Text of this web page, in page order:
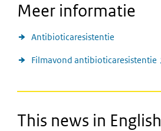
Meer informatie
Antibioticaresistentie
Filmavond antibioticaresistentie
This news in English